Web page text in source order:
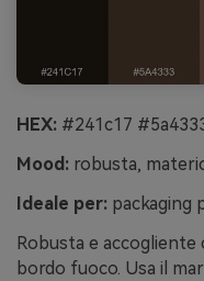
HEX: #241c17
Mood: robusta,
Ideale per: packaging
Robusta e accogliente
bordo fuoco. Usa il